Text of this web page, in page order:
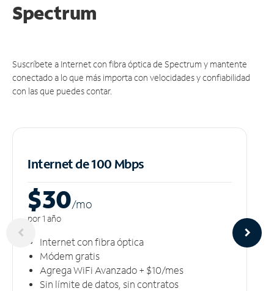
Spectrum
Suscríbete a Internet con fibra óptica de Spectrum y mantente
conectado a lo que más importa con velocidades y confiabilidad
con las que puedes contar.
Internet de 100 Mbps
$30/mo
por 1 año
Internet con fibra óptica
Módem gratis
Agrega WiFi Avanzado + $10/mes
Sin límite de datos, sin contratos